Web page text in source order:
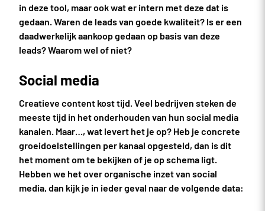
in deze tool, maar ook wat er intern met deze dat is
gedaan. Waren de leads van goede kwaliteit? Is er een
daadwerkelijk aankoop gedaan op basis van deze
leads? Waarom wel of niet?
Social media
Creatieve content kost tijd. Veel bedrijven steken de
meeste tijd in het onderhouden van hun social media
kanalen. Maar…, wat levert het je op? Heb je concrete
groeidoelstellingen per kanaal opgesteld, dan is dit
het moment om te bekijken of je op schema ligt.
Hebben we het over organische inzet van social
media, dan kijk je in ieder geval naar de volgende data: